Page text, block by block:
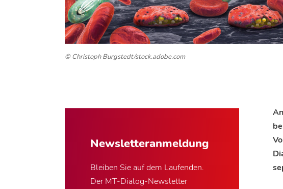
© Christoph Burgstedt/stock.adobe.com
Newsletter­anmeldung
Bleiben Sie auf dem Laufenden.
Der MT-Dialog-Newsletter